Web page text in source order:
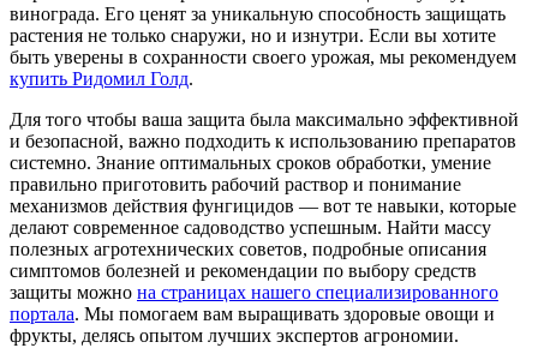
винограда. Его ценят за уникальную способность защищать
растения не только снаружи, но и изнутри. Если вы хотите
быть уверены в сохранности своего урожая, мы рекомендуем
купить Ридомил Голд.
Для того чтобы ваша защита была максимально эффективной
и безопасной, важно подходить к использованию препаратов
системно. Знание оптимальных сроков обработки, умение
правильно приготовить рабочий раствор и понимание
механизмов действия фунгицидов — вот те навыки, которые
делают современное садоводство успешным. Найти массу
полезных агротехнических советов, подробные описания
симптомов болезней и рекомендации по выбору средств
защиты можно на страницах нашего специализированного
портала. Мы помогаем вам выращивать здоровые овощи и
фрукты, делясь опытом лучших экспертов агрономии.